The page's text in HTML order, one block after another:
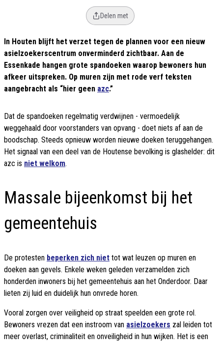
Delen met
In Houten blijft het verzet tegen de plannen voor een nieuw
asielzoekerscentrum onverminderd zichtbaar. Aan de
Essenkade hangen grote spandoeken waarop bewoners hun
afkeer uitspreken. Op muren zijn met rode verf teksten
aangebracht als “hier geen azc.”
Dat de spandoeken regelmatig verdwijnen - vermoedelijk
weggehaald door voorstanders van opvang - doet niets af aan de
boodschap. Steeds opnieuw worden nieuwe doeken teruggehangen.
Het signaal van een deel van de Houtense bevolking is glashelder: dit
azc is niet welkom.
Massale bijeenkomst bij het
gemeentehuis
De protesten beperken zich niet tot wat leuzen op muren en
doeken aan gevels. Enkele weken geleden verzamelden zich
honderden inwoners bij het gemeentehuis aan het Onderdoor. Daar
lieten zij luid en duidelijk hun onvrede horen.
Vooral zorgen over veiligheid op straat speelden een grote rol.
Bewoners vrezen dat een instroom van asielzoekers zal leiden tot
meer overlast, criminaliteit en onveiligheid in hun wijken. Het is een